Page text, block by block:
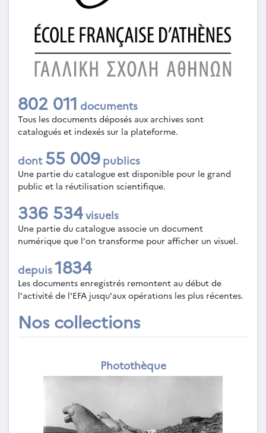
802 011 documents
Tous les documents déposés aux archives sont
catalogués et indexés sur la plateforme.
dont 55 009 publics
Une partie du catalogue est disponible pour le grand
public et la réutilisation scientifique.
336 534visuels
Une partie du catalogue associe un document
numérique que l'on transforme pour afficher un visuel.
depuis1834
Les documents enregistrés remontent au début de
l'activité de l'EFA jusqu'aux opérations les plus récentes.
Nos collections
Photothèque